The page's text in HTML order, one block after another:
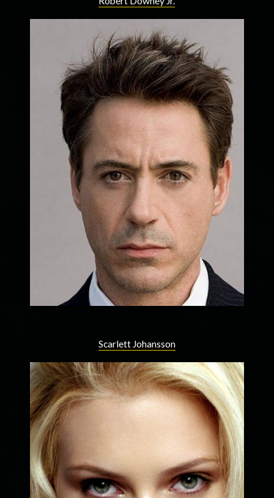
Scarlett Johansson